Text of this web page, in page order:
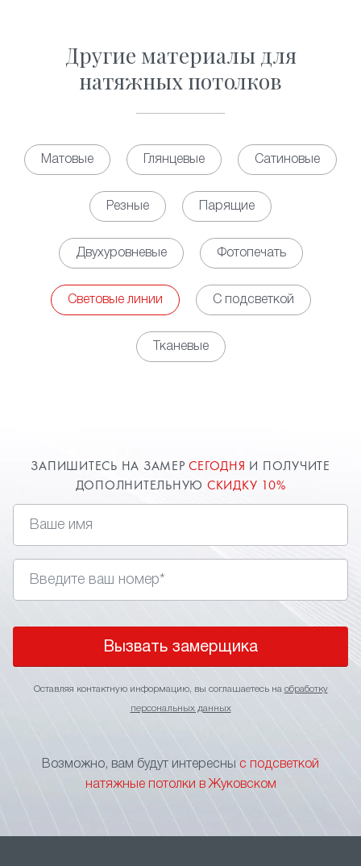
Натяжные потолки со световыми линиями,
почему да?
Выбор в пользу световых линий обусловлен
светодиодных линий позволяет обеспечить
равномерное, мягкое свечение по всей площади
помещения, выступая полноценной заменой для
освещения на основе установки точечных
контроллера появляется возможность управлять
от потребности.
• Декоративная функция. Наличие световых линий
на потолке обеспечивает оригинальный облик
пространству, но при этом необходимо заранее
Возможны комбинации нескольких вариантов или
изменение цветовой палитры от команд с пульта
управления. Главное правильно подобрать стиль,
так как подсветка не подходит для классических
интерьеров.
в интерьере световых линий позволяет визуально
пространство помещения или выделить
определенный участок.
оптимальное решение для зонирования
пространства без применения перегородок
перемещения. Тонкие световые линии на потолке
станут прекрасным указателем границы
Другие материалы для
натяжных потолков
Матовые Глянцевые Сатиновые
Резные Парящие
Двухуровневые Фотопечать
Световые линии С подсветкой
Тканевые
ЗАПИШИТЕСЬ НА ЗАМЕРСЕГОДНЯ И ПОЛУЧИТЕ
ДОПОЛНИТЕЛЬНУЮ СКИДКУ 10%
Вызвать замерщика
Оставляя контактную информацию, вы соглашаетесь на обработку
персональных данных
Возможно, вам будут интересны с подсветкой
натяжные потолки в Жуковском